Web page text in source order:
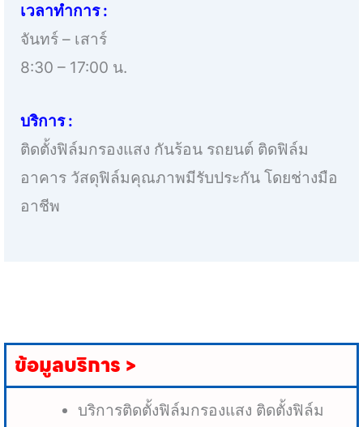
เวลาทำการ :
จันทร์ – เสาร์
8:30 – 17:00 น.
บริการ :
ติดตั้งฟิล์มกรองแสง กันร้อน รถยนต์ ติดฟิล์ม
อาคาร วัสดุฟิล์มคุณภาพมีรับประกัน โดยช่างมือ
อาชีพ
ข้อมูลบริการ >
บริการติดตั้งฟิล์มกรองแสง ติดตั้งฟิล์ม